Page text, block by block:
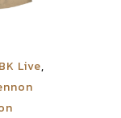
Live,